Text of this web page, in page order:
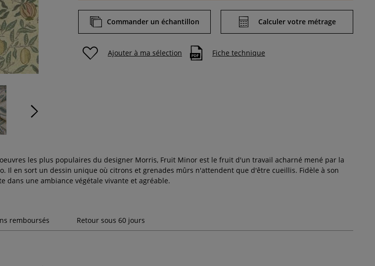
Commander un échantillon Calculer votre métrage
Ajouter à ma sélection Fiche technique
les plus populaires du designer Morris, Fruit Minor est le fruit d'un travail acharné mené par la
Il en sort un dessin unique où citrons et grenades mûrs n'attendent que d'être cueillis. Fidèle à son
dans une ambiance végétale vivante et agréable.
remboursés Retour sous 60 jours